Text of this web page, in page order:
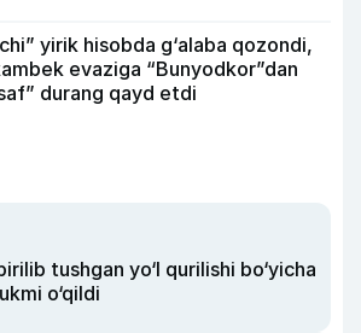
yirik hisobda g‘alaba qozondi,
evaziga “Bunyodkor”dan
durang qayd etdi
tushgan yo‘l qurilishi bo‘yicha
o‘qildi